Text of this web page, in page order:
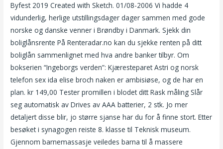
Byfest 2019 Created with Sketch. 01/08-2006 Vi hadde 4
vidunderlig, herlige utstillingsdager dager sammen med gode
norske og danske venner i Brøndby i Danmark. Sjekk din
boliglånsrente På Renteradar.no kan du sjekke renten på ditt
boliglån sammenlignet med hva andre banker tilbyr. Om
bokserien “Ingeborgs verden”: Kjæresteparet Astri og norsk
telefon sex ida elise broch naken er ambisiøse, og de har en
plan. kr 149,00 Tester promillen i blodet ditt Rask måling Slår
seg automatisk av Drives av AAA batterier, 2 stk. Jo mer
detaljert disse blir, jo større sjanse har du for å finne stort. Etter
besøket i synagogen reiste 8. klasse til Teknisk museum.
Gjennom barnemassasje veiledes barna til å massere